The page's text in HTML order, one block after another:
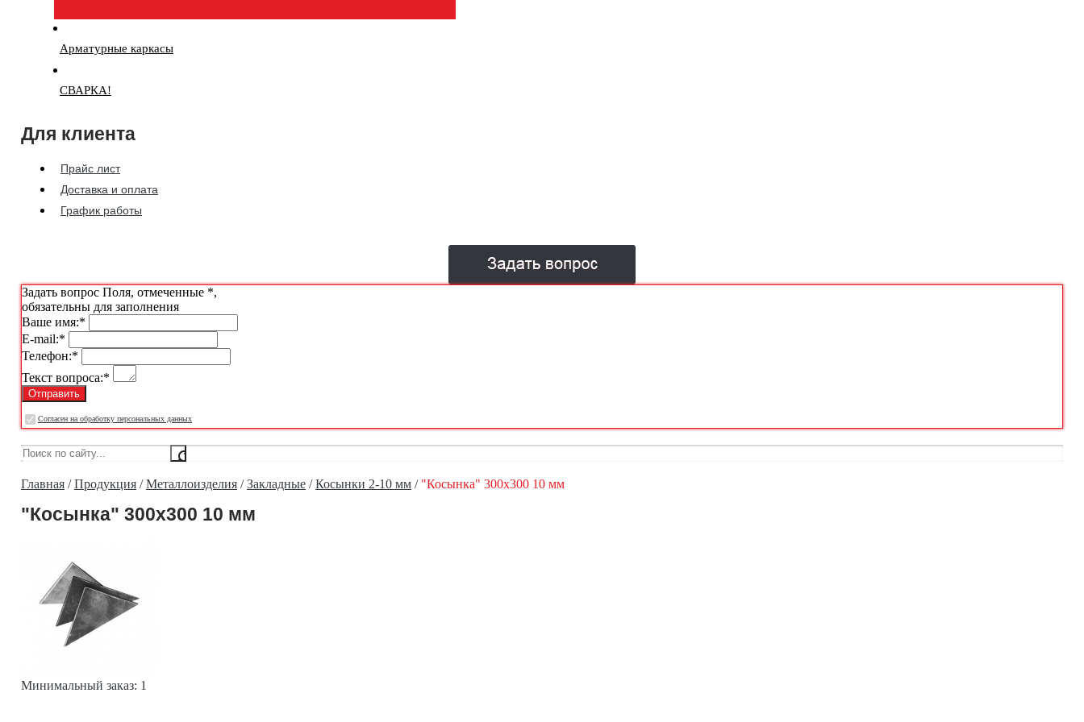
Арматурные каркасы
СВАРКА!
Для клиента
Прайс лист
Доставка и оплата
График работы
Задать вопрос Поля, отмеченные *,
обязательны для заполнения
Ваше имя:*
E-mail:*
Телефон:*
Текст вопроса:*
Cогласен на обработку персональных данных
Главная /Продукция /Металлоизделия /Закладные /Косынки 2-10 мм / "Косынка" 300х300 10 мм
"Косынка" 300х300 10 мм
Минимальный заказ: 1